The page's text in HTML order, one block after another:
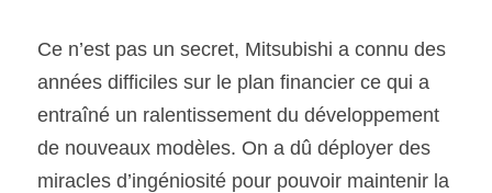
Ce n’est pas un secret, Mitsubishi a connu des
années difficiles sur le plan financier ce qui a
entraîné un ralentissement du développement
de nouveaux modèles. On a dû déployer des
miracles d’ingéniosité pour pouvoir maintenir la